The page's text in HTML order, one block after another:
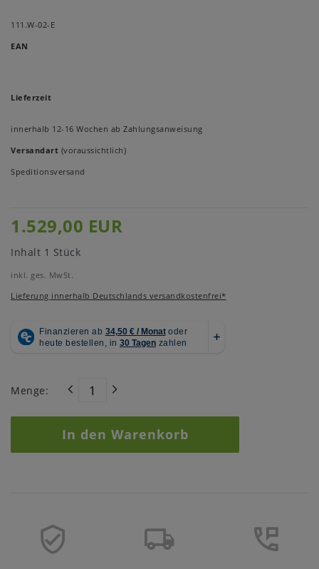
111.W-02-E
EAN
Lieferzeit
innerhalb 12-16 Wochen ab Zahlungsanweisung
Versandart (voraussichtlich)
Speditionsversand
1.529,00 EUR
Inhalt 1 Stück
inkl. ges. MwSt.
Lieferung innerhalb Deutschlands versandkostenfrei*
Menge:
In den Warenkorb